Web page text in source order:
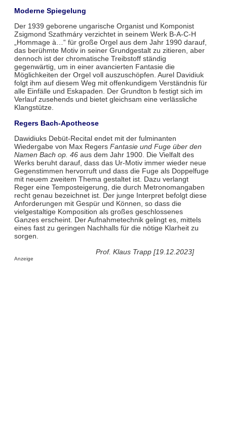
Moderne Spiegelung
Der 1939 geborene ungarische Organist und Komponist
Zsigmond Szathmáry verzichtet in seinem Werk B-A-C-H
„Hommage à…“ für große Orgel aus dem Jahr 1990 darauf,
das berühmte Motiv in seiner Grundgestalt zu zitieren, aber
dennoch ist der chromatische Treibstoff ständig
gegenwärtig, um in einer avancierten Fantasie die
Möglichkeiten der Orgel voll auszuschöpfen. Aurel Davidiuk
folgt ihm auf diesem Weg mit offenkundigem Verständnis für
alle Einfälle und Eskapaden. Der Grundton b festigt sich im
Verlauf zusehends und bietet gleichsam eine verlässliche
Klangstütze.
Regers Bach-Apotheose
Dawidiuks Debüt-Recital endet mit der fulminanten
Wiedergabe von Max Regers Fantasie und Fuge über den
Namen Bach op. 46aus dem Jahr 1900. Die Vielfalt des
Werks beruht darauf, dass das Ur-Motiv immer wieder neue
Gegenstimmen hervorruft und dass die Fuge als Doppelfuge
mit neuem zweitem Thema gestaltet ist. Dazu verlangt
Reger eine Temposteigerung, die durch Metronomangaben
recht genau bezeichnet ist. Der junge Interpret befolgt diese
Anforderungen mit Gespür und Können, so dass die
vielgestaltige Komposition als großes geschlossenes
Ganzes erscheint. Der Aufnahmetechnik gelingt es, mittels
eines fast zu geringen Nachhalls für die nötige Klarheit zu
sorgen.
Prof. Klaus Trapp [19.12.2023]
Anzeige